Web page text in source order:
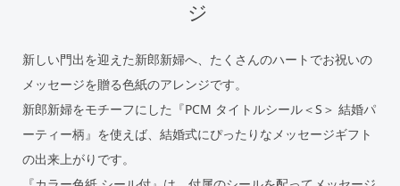
ジ
新しい門出を迎えた新郎新婦へ、たくさんのハートでお祝いの
メッセージを贈る色紙のアレンジです。
新郎新婦をモチーフにした『PCM タイトルシール＜S＞ 結婚パ
ーティー柄』を使えば、結婚式にぴったりなメッセージギフト
の出来上がりです。